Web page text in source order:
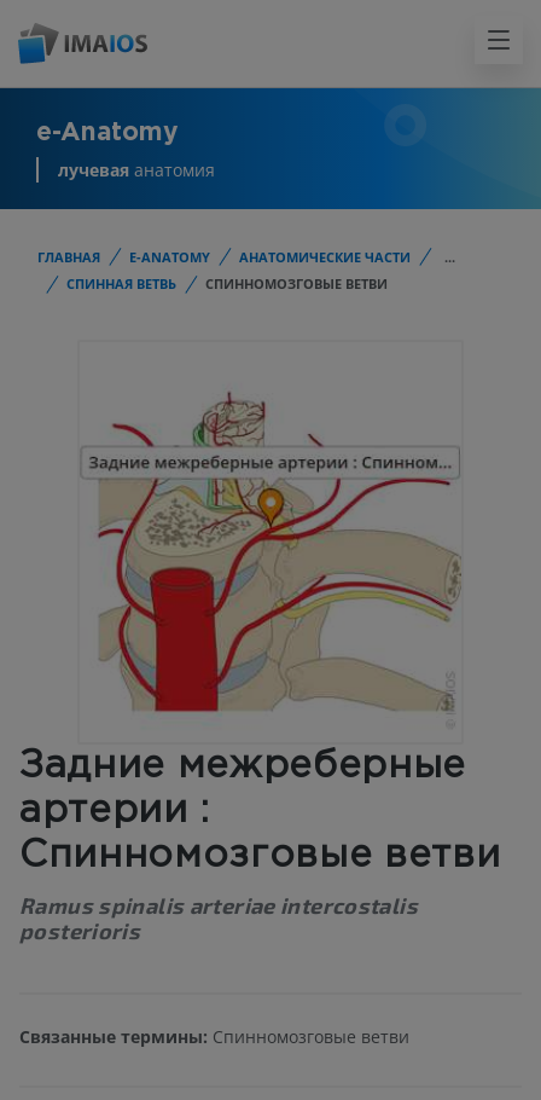
e-Anatomy
лучевая анатомия
ГЛАВНАЯ E-ANATOMY АНАТОМИЧЕСКИЕ ЧАСТИ
...
СПИННАЯ ВЕТВЬ
СПИННОМОЗГОВЫЕ ВЕТВИ
Задние межреберные
артерии :
Спинномозговые ветви
Ramus spinalis arteriae intercostalis
posterioris
Связанные термины: Спинномозговые ветви